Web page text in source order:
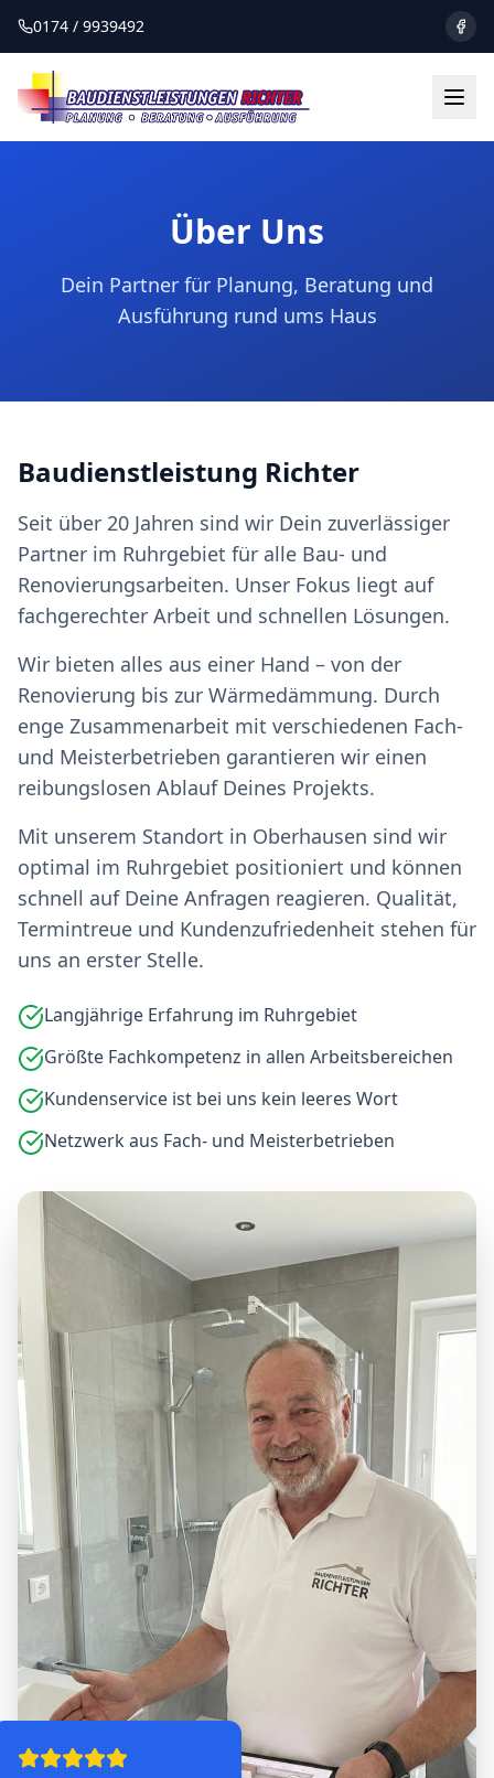
0174 / 9939492
Über Uns
Dein Partner für Planung, Beratung und
Ausführung rund ums Haus
Baudienstleistung Richter
Seit über 20 Jahren sind wir Dein zuverlässiger
Partner im Ruhrgebiet für alle Bau- und
Renovierungsarbeiten. Unser Fokus liegt auf
fachgerechter Arbeit und schnellen Lösungen.
Wir bieten alles aus einer Hand – von der
Renovierung bis zur Wärmedämmung. Durch
enge Zusammenarbeit mit verschiedenen Fach-
und Meisterbetrieben garantieren wir einen
reibungslosen Ablauf Deines Projekts.
Mit unserem Standort in Oberhausen sind wir
optimal im Ruhrgebiet positioniert und können
schnell auf Deine Anfragen reagieren. Qualität,
Termintreue und Kundenzufriedenheit stehen für
uns an erster Stelle.
Langjährige Erfahrung im Ruhrgebiet
Größte Fachkompetenz in allen Arbeitsbereichen
Kundenservice ist bei uns kein leeres Wort
Netzwerk aus Fach- und Meisterbetrieben